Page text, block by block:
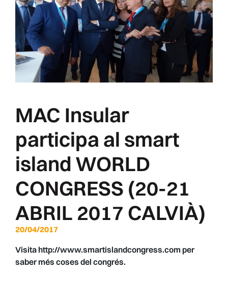
MAC Insular
participa al smart
island WORLD
CONGRESS (20-21
ABRIL 2017 CALVIÀ)
20/04/2017
Visita http://www.smartislandcongress.com per
saber més coses del congrés.